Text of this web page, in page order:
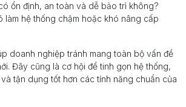
ổn định, an toàn và dễ bảo trì không?
làm hệ thống chậm hoặc khó nâng cấp
doanh nghiệp tránh mang toàn bộ vấn đề
Đây cũng là cơ hội để tinh gọn hệ thống,
tận dụng tốt hơn các tính năng chuẩn của